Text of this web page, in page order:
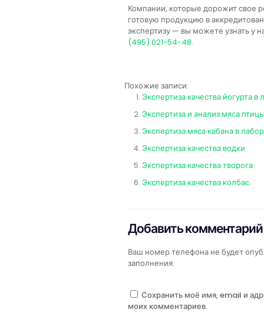
Компании, которые дорожит свое
готовую продукцию в
экспертизу — вы можете узнать
(495) 021-54-48.
Похожие записи:
Экспертиза качества йогурта в
Экспертиза и анализ мяса
Экспертиза мяса кабана в
Экспертиза качества водки
Экспертиза качества творога
Экспертиза качества колбас
Добавить комментарий
Ваш номер телефона не будет
заполнения.
Сохранить моё имя, email и
моих комментариев.